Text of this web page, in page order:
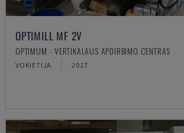
OPTIMILL MF 2V
OPTIMUM - VERTIKALAUS APDIRBIMO CENTRAS
VOKIETIJA 2017